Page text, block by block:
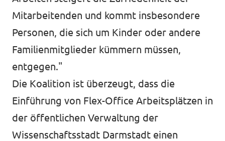
Mitarbeitenden und kommt insbesondere
Personen, die sich um Kinder oder andere
Familienmitglieder kümmern müssen,
entgegen."
Die Koalition ist überzeugt, dass die
Einführung von Flex-Office Arbeitsplätzen in
der öffentlichen Verwaltung der
Wissenschaftsstadt Darmstadt einen